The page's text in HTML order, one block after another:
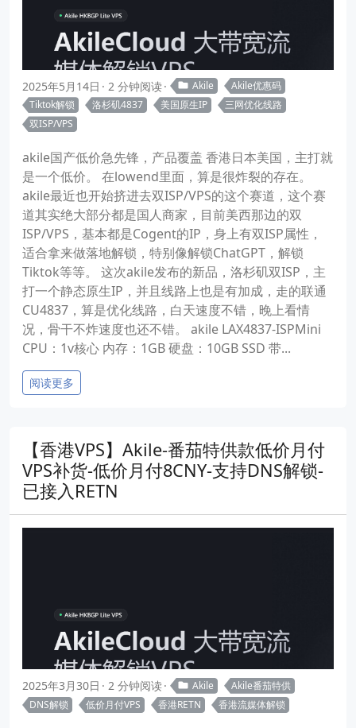
2025年5月14日 2 分钟阅读 Akile
Akile优惠码
Tiktok解锁
洛杉矶4837 美国原生IP
三网优化线路
双ISP/VPS
akile国产低价急先锋，产品覆盖 香港日本美国，主打就
是一个低价。 在lowend里面，算是很炸裂的存在。
akile最近也开始挤进去双ISP/VPS的这个赛道，这个赛
道其实绝大部分都是国人商家，目前美西那边的双
ISP/VPS，基本都是Cogent的IP，身上有双ISP属性，
适合拿来做落地解锁，特别像解锁ChatGPT，解锁
Tiktok等等。 这次akile发布的新品，洛杉矶双ISP，主
打一个静态原生IP，并且线路上也是有加成，走的联通
CU4837，算是优化线路，白天速度不错，晚上看情
况，骨干不炸速度也还不错。 akile LAX4837-ISPMini
CPU：1v核心 内存：1GB 硬盘：10GB SSD 带...
阅读更多
【香港VPS】Akile-番茄特供款低价月付
VPS补货-低价月付8CNY-支持DNS解锁-
已接入RETN
2025年3月30日 2 分钟阅读 Akile
Akile番茄特供
DNS解锁
低价月付VPS 香港RETN 香港流媒体解锁